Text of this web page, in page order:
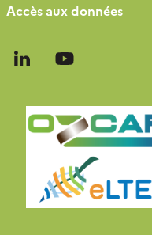
Accès aux données